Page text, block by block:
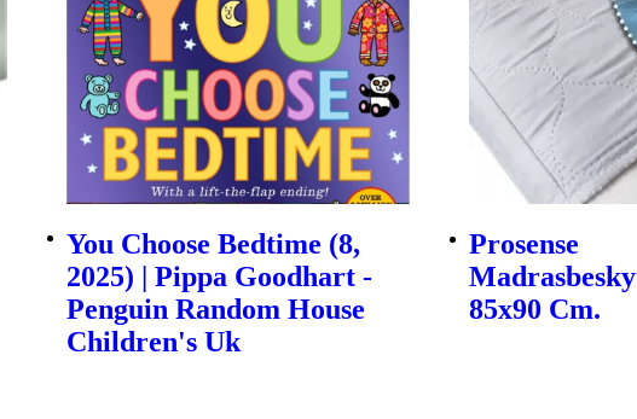
You Choose Bedtime (8,
2025) | Pippa Goodhart -
Penguin Random House
Children's Uk
Prosense
85x90 Cm.